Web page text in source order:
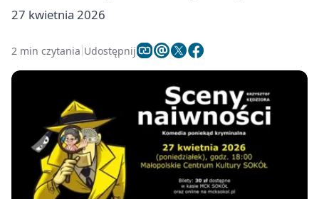
27 kwietnia 2026
2 min czytania Udostępnij